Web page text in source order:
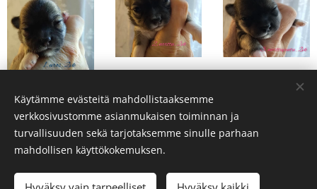
Pexelspalvelun toimittamat kuvat
Käytämme evästeitä mahdollistaaksemme
verkkosivustomme asianmukaisen toiminnan ja
turvallisuuden sekä tarjotaksemme sinulle parhaan
mahdollisen käyttökokemuksen.